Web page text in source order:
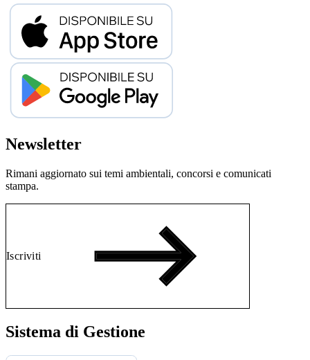
Newsletter
Rimani aggiornato sui temi ambientali, concorsi e comunicati
stampa.
Iscriviti
Sistema di Gestione